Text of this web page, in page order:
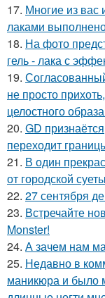
17. Многие из вас
лаками
18. На фото
гель - лака с
19.
не просто
целостного
20. GD
переходит
21. В один
от городской
22. 27 сентября
23. Встречайте
Monster!
24. А зачем нам
25. Недавно в
маникюра и было